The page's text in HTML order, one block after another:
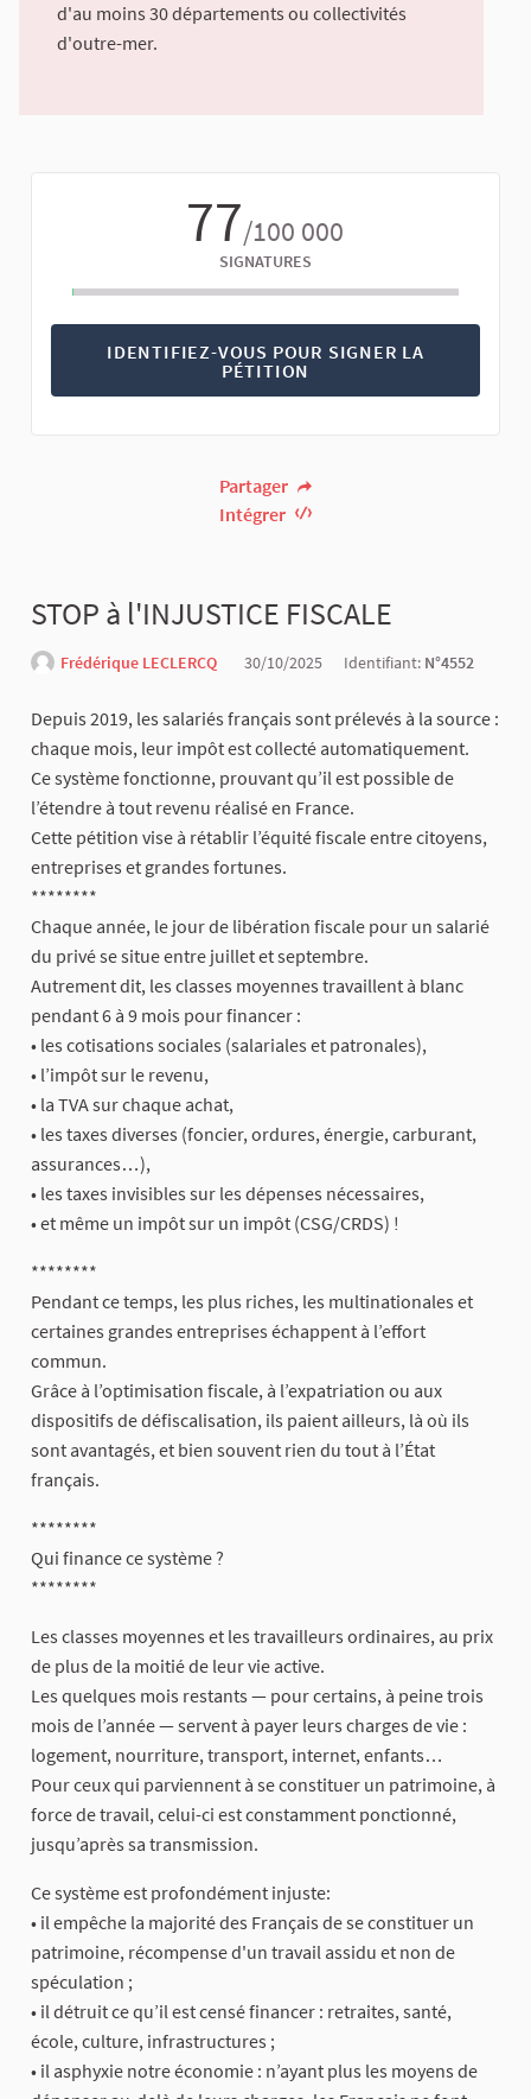
d'au moins 30 départements ou collectivités
d'outre-mer.
77/100 000
SIGNATURES
IDENTIFIEZ-VOUS POUR SIGNER LA
PÉTITION
Partager
Intégrer
STOP à l'INJUSTICE FISCALE
Frédérique LECLERCQ 30/10/2025 Identifiant: N°4552
Depuis 2019, les salariés français sont prélevés à la source :
chaque mois, leur impôt est collecté automatiquement.
Ce système fonctionne, prouvant qu’il est possible de
l’étendre à tout revenu réalisé en France.
Cette pétition vise à rétablir l’équité fiscale entre citoyens,
entreprises et grandes fortunes.
********
Chaque année, le jour de libération fiscale pour un salarié
du privé se situe entre juillet et septembre.
Autrement dit, les classes moyennes travaillent à blanc
pendant 6 à 9 mois pour financer :
• les cotisations sociales (salariales et patronales),
• l’impôt sur le revenu,
• la TVA sur chaque achat,
• les taxes diverses (foncier, ordures, énergie, carburant,
assurances…),
• les taxes invisibles sur les dépenses nécessaires,
• et même un impôt sur un impôt (CSG/CRDS) !
********
Pendant ce temps, les plus riches, les multinationales et
certaines grandes entreprises échappent à l’effort
commun.
Grâce à l’optimisation fiscale, à l’expatriation ou aux
dispositifs de défiscalisation, ils paient ailleurs, là où ils
sont avantagés, et bien souvent rien du tout à l’État
français.
********
Qui finance ce système ?
********
Les classes moyennes et les travailleurs ordinaires, au prix
de plus de la moitié de leur vie active.
Les quelques mois restants — pour certains, à peine trois
mois de l’année — servent à payer leurs charges de vie :
logement, nourriture, transport, internet, enfants…
Pour ceux qui parviennent à se constituer un patrimoine, à
force de travail, celui-ci est constamment ponctionné,
jusqu’après sa transmission.
Ce système est profondément injuste:
• il empêche la majorité des Français de se constituer un
patrimoine, récompense d'un travail assidu et non de
spéculation ;
• il détruit ce qu’il est censé financer : retraites, santé,
école, culture, infrastructures ;
• il asphyxie notre économie : n’ayant plus les moyens de